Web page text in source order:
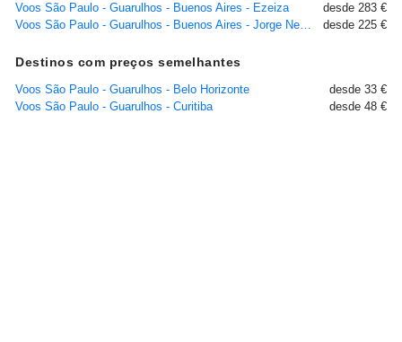
Voos São Paulo - Guarulhos - Buenos Aires - Ezeiza
desde 283 €
Voos São Paulo - Guarulhos - Buenos Aires - Jorge Newbery
desde 225 €
Destinos com preços semelhantes
Voos São Paulo - Guarulhos - Belo Horizonte
desde 33 €
Voos São Paulo - Guarulhos - Curitiba
desde 48 €